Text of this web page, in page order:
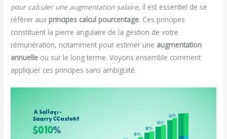
pour calculer une augmentation salaire, il est essentiel de se
référer aux principes calcul pourcentage. Ces principes
constituent la pierre angulaire de la gestion de votre
rémunération, notamment pour estimer une augmentation
annuelle ou sur le long terme. Voyons ensemble comment
appliquer ces principes sans ambigüité.